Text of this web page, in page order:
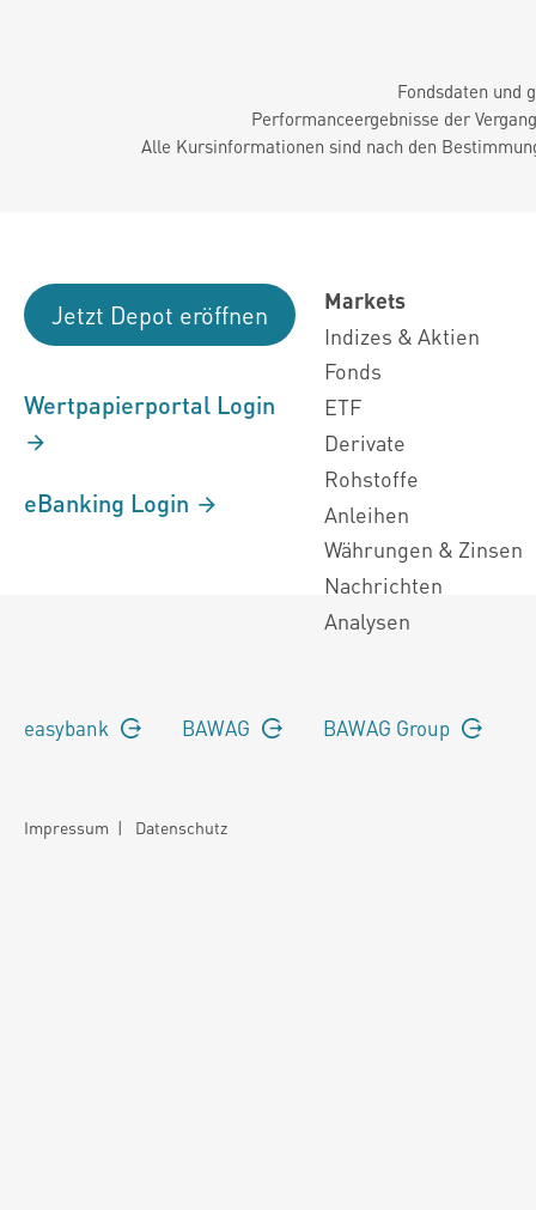
Fondsdaten und
Performanceergebnisse der
Alle Kursinformationen sind nach den
Jetzt Depot eröffnen
Wertpapierportal Login
eBanking Login
Markets
Indizes & Aktien
Fonds
ETF
Derivate
Rohstoffe
Anleihen
Währungen & Zinsen
Nachrichten
Analysen
easybank BAWAG BAWAG Group
Impressum | Datenschutz